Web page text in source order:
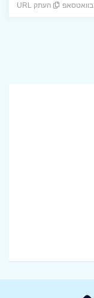
בוואטסאפ העתק URL